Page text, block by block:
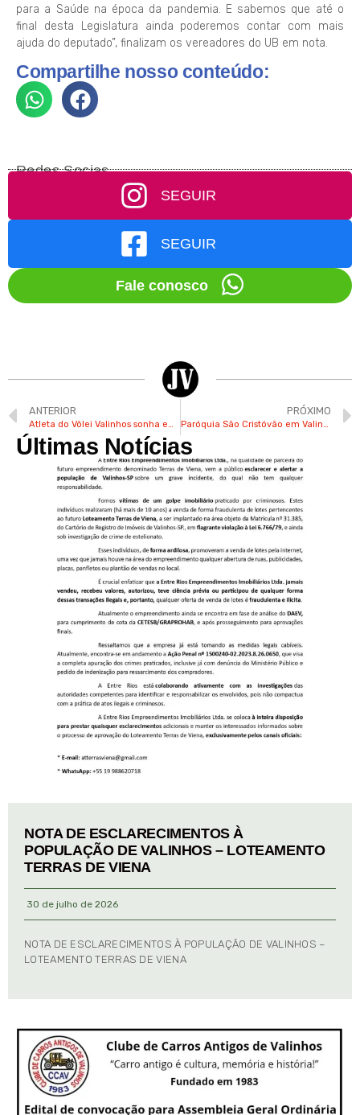
para a Saúde na época da pandemia. E sabemos que até o
final desta Legislatura ainda poderemos contar com mais
ajuda do deputado”, finalizam os vereadores do UB em nota.
Compartilhe nosso conteúdo:
Redes Socias
SEGUIR
SEGUIR
Fale conosco
ANTERIOR
Atleta do Vôlei Valinhos sonha em jogar pela seleção brasileira
PRÓXIMO
Paróquia São Cristóvão em Valinhos terá festa julina neste fim de semana
Últimas Notícias
NOTA DE ESCLARECIMENTOS À
POPULAÇÃO DE VALINHOS – LOTEAMENTO
TERRAS DE VIENA
30 de julho de 2026
NOTA DE ESCLARECIMENTOS À POPULAÇÃO DE VALINHOS –
LOTEAMENTO TERRAS DE VIENA